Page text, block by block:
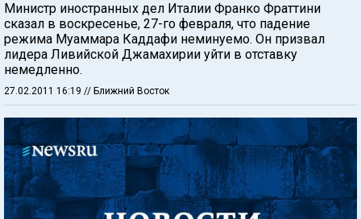
Министр иностранных дел Италии Франко Фраттини
сказал в воскресенье, 27-го февраля, что падение
режима Муаммара Каддафи неминуемо. Он призвал
лидера Ливийской Джамахирии уйти в отставку
немедленно.
27.02.2011 16:19 // Ближний Восток